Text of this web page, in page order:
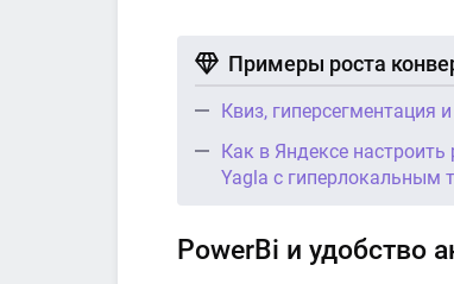
Примеры роста
Квиз, гиперсегментация
Как в Яндексе
Yagla с гиперлокальным
PowerBi и удобство